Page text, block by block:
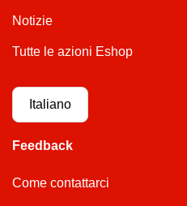
Notizie
Tutte le azioni Eshop
Italiano
Feedback
Come contattarci